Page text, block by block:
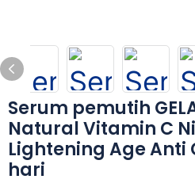
Serum pemutih
Natural Vitamin C
Lightening Age Anti
hari